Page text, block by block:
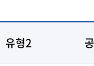
유형2